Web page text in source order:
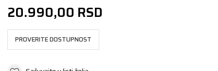
20.990,00 RSD
PROVERITE DOSTUPNOST